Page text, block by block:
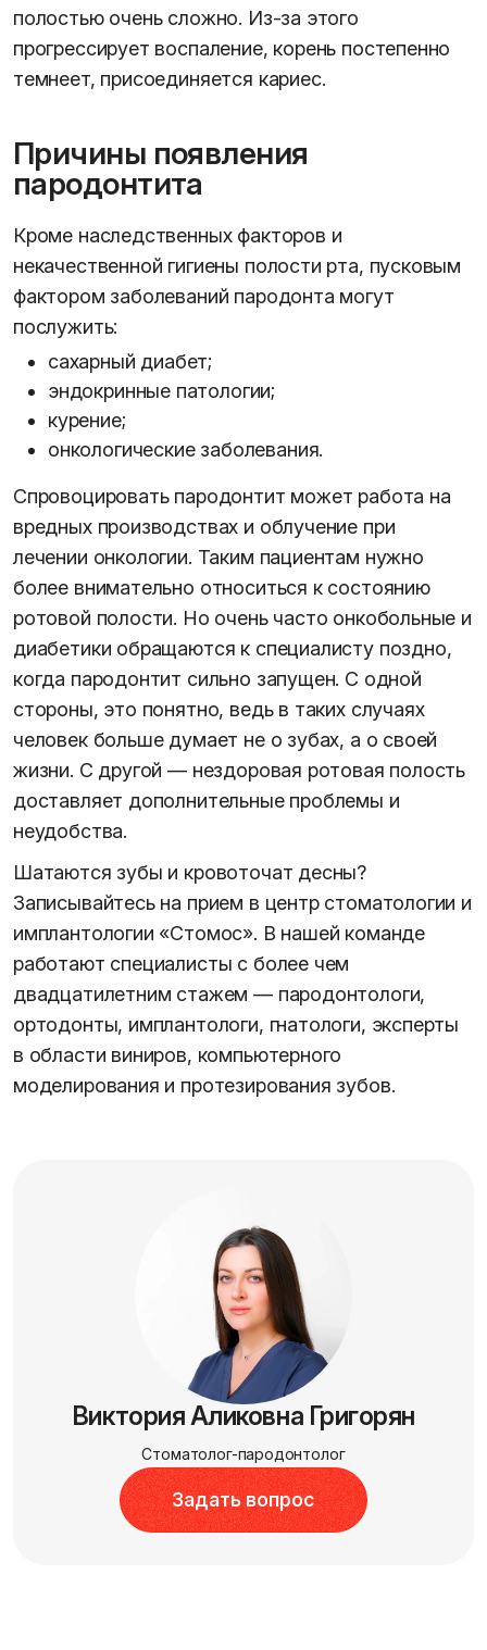
полостью очень сложно. Из-за этого
прогрессирует воспаление, корень постепенно
темнеет, присоединяется кариес.
Причины появления
пародонтита
Кроме наследственных факторов и
некачественной гигиены полости рта, пусковым
фактором заболеваний пародонта могут
послужить:
сахарный диабет;
эндокринные патологии;
курение;
онкологические заболевания.
Спровоцировать пародонтит может работа на
вредных производствах и облучение при
лечении онкологии. Таким пациентам нужно
более внимательно относиться к состоянию
ротовой полости. Но очень часто онкобольные и
диабетики обращаются к специалисту поздно,
когда пародонтит сильно запущен. С одной
стороны, это понятно, ведь в таких случаях
человек больше думает не о зубах, а о своей
жизни. С другой — нездоровая ротовая полость
доставляет дополнительные проблемы и
неудобства.
Шатаются зубы и кровоточат десны?
Записывайтесь на прием в центр стоматологии и
имплантологии «Стомос». В нашей команде
работают специалисты с более чем
двадцатилетним стажем — пародонтологи,
ортодонты, имплантологи, гнатологи, эксперты
в области виниров, компьютерного
моделирования и протезирования зубов.
Виктория Аликовна Григорян
Стоматолог-пародонтолог
Задать вопрос